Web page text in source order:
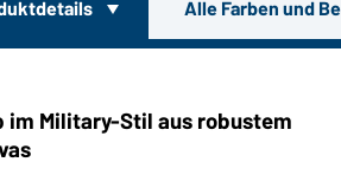
Alle Farben und
im Military-Stil aus robustem